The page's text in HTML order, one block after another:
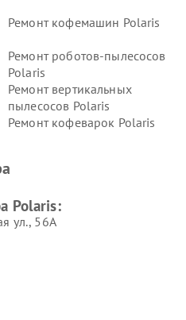
Ремонт кофемашин Polaris
Ремонт роботов-пылесосов
Polaris
Ремонт вертикальных
пылесосов Polaris
Ремонт кофеварок Polaris
Polaris:
ул., 56А